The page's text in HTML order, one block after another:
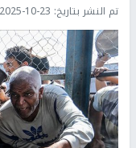
تم النشر بتاريخ: 2025-10-23 22:37